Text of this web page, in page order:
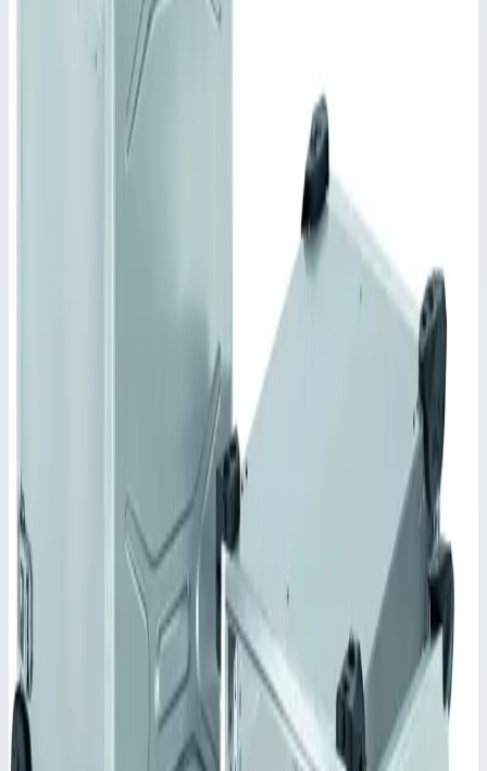
Другие размеры – по запросу. Высота корпуса с опорой
для штабелирования = габаритный размер
(номинальный) + 11,5 мм. Глубина нестандартной
крышки – в зависимости от исполнения.,Также в
исполнении для упаковки опасных грузов.,Широкий
ассортимент дополнительных комплектующих.
Ключевые преимущества
Каркас соединен с рубашкой направляющими и
шарнирами. Материал и тип шарниров выбирается в
зависимости от предъявляемых требований.
Степень защиты IP 65 по DIN EN 60529 и IEC 34-
5/529 обеспечивается сварным корпусом и крышкой с
Планки для штабелирования на днище,
соответствующие им углубления – вверху.
Укладываются в штабель независимо от размера
Прочный профиль рамы со встроенными
плавающими креплениями ответных частей защелок.
Утапливаемые ручки по бокам.
Армирующие подштамповки со всех сторон и на
крышке (кроме NT610).
Восемь шарниров с направляющими для крепления
Характеристики
📋
Общие сведения
Артикул